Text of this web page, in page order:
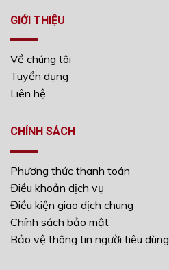
GIỚI THIỆU
Về chúng tôi
Tuyển dụng
Liên hệ
CHÍNH SÁCH
Phương thức thanh toán
Điều khoản dịch vụ
Điều kiện giao dịch chung
Chính sách bảo mật
Bảo vệ thông tin người tiêu dùng